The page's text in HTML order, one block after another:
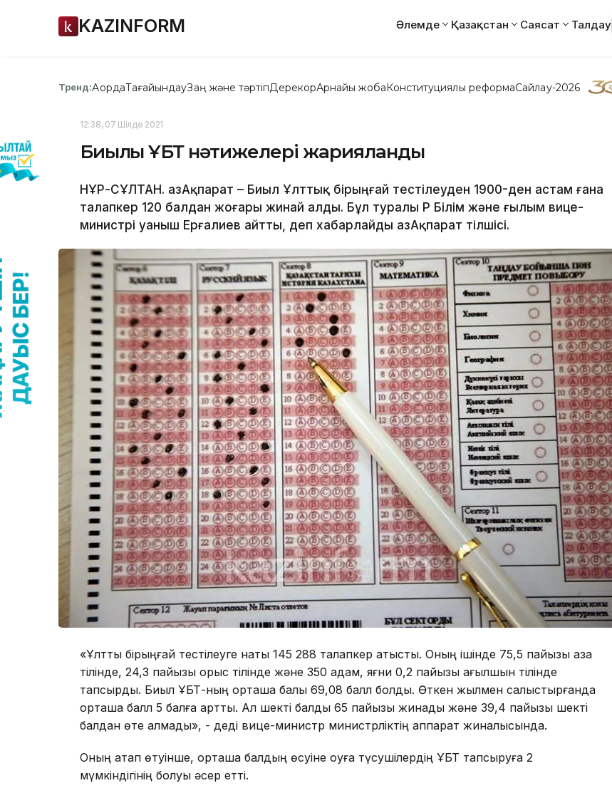
KAZINFORM Әлемде Қазақстан Саясат Талдау
Тренд:АқордаТағайындауЗаң және тәртіпДерекқорАрнайы жобаКонституциялық реформаСайлау-2026
12:38, 07 Шілде 2021
Биылғы ҰБТ нәтижелері жарияланды
НҰР-СҰЛТАН. ҚазАқпарат – Биыл Ұлттық бірыңғай тестілеуден 1900-ден астам ғана
талапкер 120 балдан жоғары жинай алды. Бұл туралы ҚР Білім және ғылым вице-
министрі Қуаныш Ерғалиев айтты, деп хабарлайды ҚазАқпарат тілшісі.
«Ұлттық бірыңғай тестілеуге нақты 145 288 талапкер қатысты. Оның ішінде 75,5 пайызы қазақ
тілінде, 24,3 пайызы орыс тілінде және 350 адам, яғни 0,2 пайызы ағылшын тілінде
тапсырды. Биыл ҰБТ-ның орташа балы 69,08 балл болды. Өткен жылмен салыстырғанда
орташа балл 5 балға артты. Ал шекті балды 65 пайызы жинады және 39,4 пайызы шекті
балдан өте алмады», - деді вице-министр министрліктің аппарат жиналысында.
Оның атап өтуінше, орташа балдың өсуіне оқуға түсушілердің ҰБТ тапсыруға 2
мүмкіндігінің болуы әсер етті.